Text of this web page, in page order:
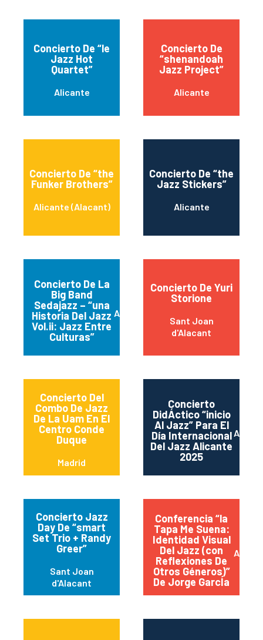
Concierto De “le
Jazz Hot
Quartet”
Alicante
Concierto De
“shenandoah
Jazz Project”
Alicante
Concierto De “the
Funker Brothers”
Alicante (Alacant)
Concierto De “the
Jazz Stickers”
Alicante
Concierto De La
Big Band
Sedajazz – “una
Historia Del Jazz
Vol.ii: Jazz Entre
Culturas”
Alicante (Alacant)
Concierto De Yuri
Storione
Sant Joan
d'Alacant
Concierto Del
Combo De Jazz
De La Uam En El
Centro Conde
Duque
Madrid
Concierto
DidÁctico “inicio
Al Jazz” Para El
Día Internacional
Del Jazz Alicante
2025
Concierto Jazz
Day De “smart
Set Trio + Randy
Greer”
Sant Joan
d'Alacant
Conferencia “la
Tapa Me Suena:
Identidad Visual
Del Jazz (con
Reflexiones De
Otros Géneros)”
De Jorge GarcÍa